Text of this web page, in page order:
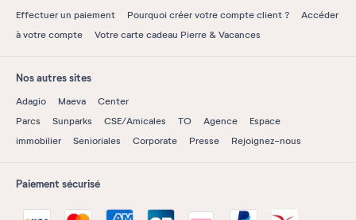
Effectuer un paiement Pourquoi créer votre compte client ?
Accéder
à votre compte
Votre carte cadeau Pierre & Vacances
Nos autres sites
Adagio Maeva
Center
Parcs
Sunparks CSE/Amicales TO Agence
Espace
immobilier
Senioriales Corporate Presse Rejoignez-nous
Paiement sécurisé